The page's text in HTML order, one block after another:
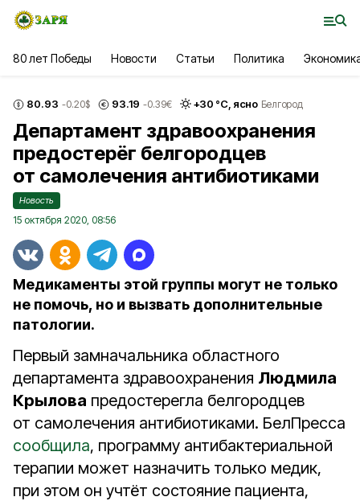
80 лет Победы Новости Статьи Политика
80.93 -0.20$ 93.19 -0.39€ +30 °С, ясно Белгород
Департамент здравоохранения
предостерёг белгородцев
от самолечения антибиотиками
Новость
15 октября 2020, 08:56
Медикаменты этой группы могут не только
не помочь, но и вызвать дополнительные
патологии.
Первый замначальника областного
департамента здравоохранения Людмила
Крылова предостерегла белгородцев
от самолечения антибиотиками. БелПресса
сообщила, программу антибактериальной
терапии может назначить только медик,
при этом он учтёт состояние пациента,